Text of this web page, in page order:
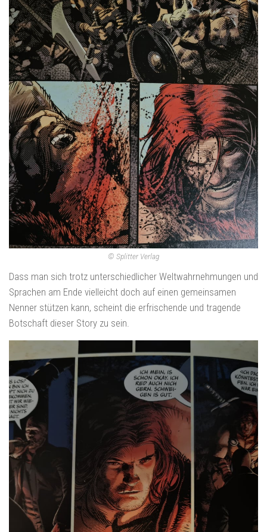
© Splitter Verlag
Dass man sich trotz unterschiedlicher Weltwahrnehmungen und
Sprachen am Ende vielleicht doch auf einen gemeinsamen
Nenner stützen kann, scheint die erfrischende und tragende
Botschaft dieser Story zu sein.